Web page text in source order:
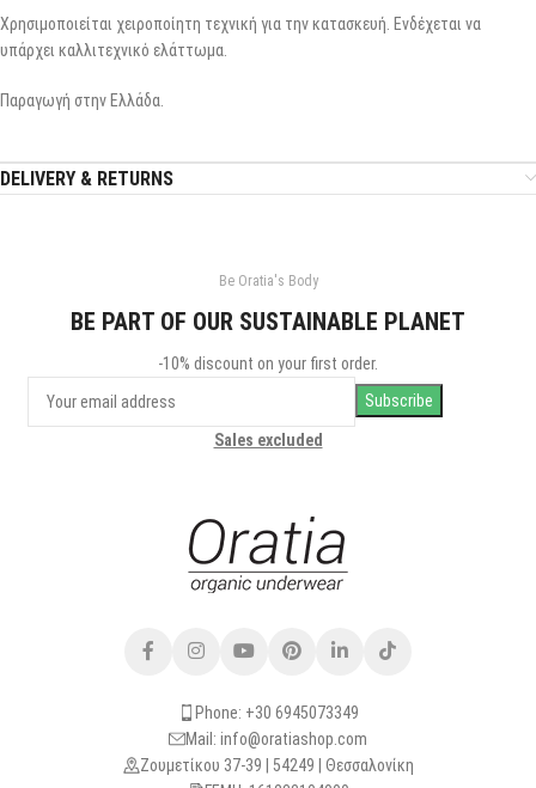
Χρησιμοποιείται χειροποίητη τεχνική για την κατασκευή. Ενδέχεται να
υπάρχει καλλιτεχνικό ελάττωμα.
Παραγωγή στην Ελλάδα.
DELIVERY & RETURNS
Be Oratia's Body
BE PART OF OUR SUSTAINABLE PLANET
-10% discount on your first order.
Sales excluded
Phone: +30 6945073349
Mail: info@oratiashop.com
Ζουμετίκου 37-39 | 54249 | Θεσσαλονίκη